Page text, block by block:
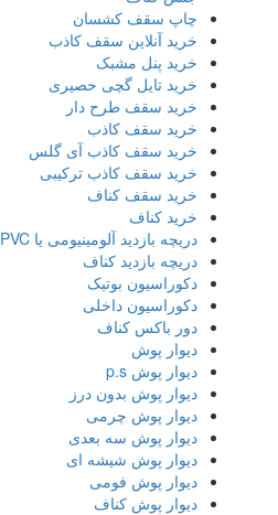
چاپ سقف کشسان
خرید آنلاین سقف کاذب
خرید پنل مشبک
خرید تایل گچی حصیری
خرید سقف طرح دار
خرید سقف کاذب
خرید سقف کاذب آی گلس
خرید سقف کاذب ترکیبی
خرید سقف کناف
خرید کناف
دریچه بازدید آلومینیومی یا PVC
دریچه بازدید کناف
دکوراسیون بوتیک
دکوراسیون داخلی
دور باکس کناف
دیوار پوش
دیوار پوش p.s
دیوار پوش بدون درز
دیوار پوش چرمی
دیوار پوش سه بعدی
دیوار پوش شیشه ای
دیوار پوش فومی
دیوار پوش کناف